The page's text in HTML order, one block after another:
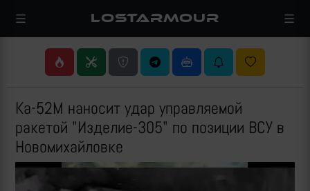
LOSTARMOUR
Ка-52М наносит удар управляемой
ракетой "Изделие-305" по позиции ВСУ в
Новомихайловке